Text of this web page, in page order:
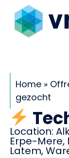
Home »
gezocht
Location:
Erpe-Mere,
Latem,